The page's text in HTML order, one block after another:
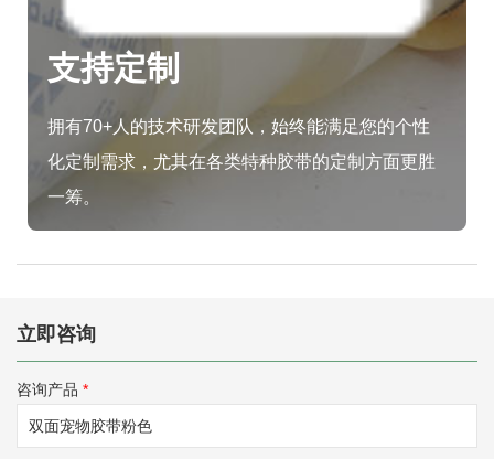
支持定制
拥有70+人的技术研发团队，始终能满足您的个性
化定制需求，尤其在各类特种胶带的定制方面更胜
一筹。
立即咨询
咨询产品 *